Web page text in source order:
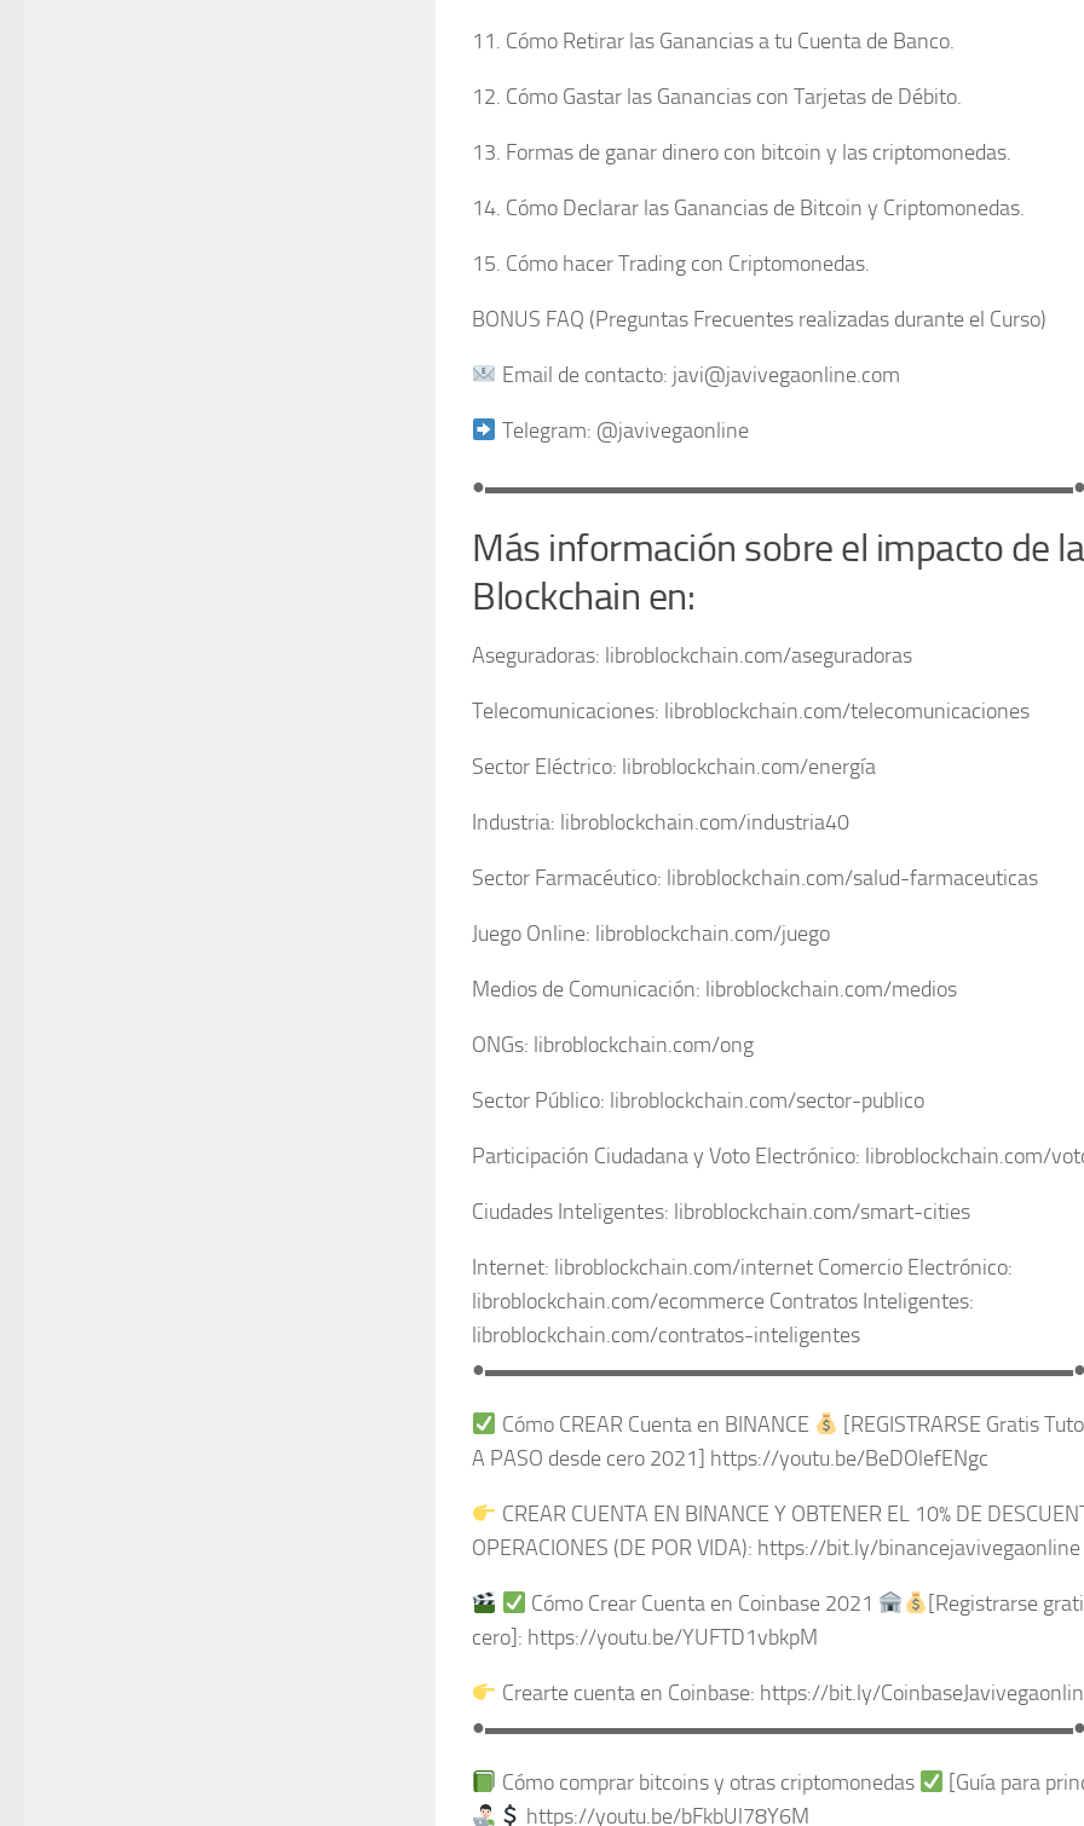
11. Cómo Retirar las Ganancias a tu Cuenta de Banco.
12. Cómo Gastar las Ganancias con Tarjetas de Débito.
13. Formas de ganar dinero con bitcoin y las criptomonedas.
14. Cómo Declarar las Ganancias de Bitcoin y Criptomonedas.
15. Cómo hacer Trading con Criptomonedas.
BONUS FAQ (Preguntas Frecuentes realizadas durante el Curso)
Email de contacto: javi@javivegaonline.com
Telegram: @javivegaonline
Más información sobre el impacto de la
Blockchain en:
Aseguradoras: libroblockchain.com/aseguradoras
Telecomunicaciones: libroblockchain.com/telecomunicaciones
Sector Eléctrico: libroblockchain.com/energía
Industria: libroblockchain.com/industria40
Sector Farmacéutico: libroblockchain.com/salud-farmaceuticas
Juego Online: libroblockchain.com/juego
Medios de Comunicación: libroblockchain.com/medios
ONGs: libroblockchain.com/ong
Sector Público: libroblockchain.com/sector-publico
Participación Ciudadana y Voto Electrónico: libroblockchain.com/
Ciudades Inteligentes: libroblockchain.com/smart-cities
Internet: libroblockchain.com/internet Comercio Electrónico:
libroblockchain.com/ecommerce Contratos Inteligentes:
libroblockchain.com/contratos-inteligentes
Cómo CREAR Cuenta en BINANCE
[REGISTRARSE Gratis
A PASO desde cero 2021] https://youtu.be/BeDOlefENgc
CREAR CUENTA EN BINANCE Y OBTENER EL 10% DE
OPERACIONES (DE POR VIDA): https://bit.ly/binancejavivegaonline
Cómo Crear Cuenta en Coinbase 2021
[Registrarse
cero]: https://youtu.be/YUFTD1vbkpM​
Crearte cuenta en Coinbase: https://bit.ly/
Cómo comprar bitcoins y otras criptomonedas
[Guía para
https://youtu.be/bFkbUl78Y6M​